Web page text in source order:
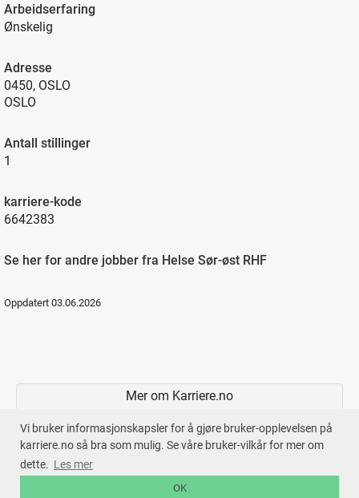
Vi bruker informasjonskapsler for å gjøre bruker-opplevelsen på
karriere.no så bra som mulig. Se våre bruker-vilkår for mer om
dette. Les mer
OK
Arbeidserfaring
Ønskelig
Adresse
0450, OSLO
OSLO
Antall stillinger
1
karriere-kode
6642383
Se her for andre jobber fra Helse Sør-øst RHF
Oppdatert 03.06.2026
Mer om Karriere.no
Karriere.no